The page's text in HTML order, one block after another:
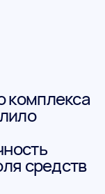
комплекса
средств